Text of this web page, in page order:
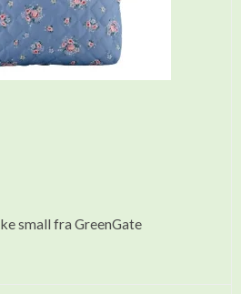
small fra GreenGate